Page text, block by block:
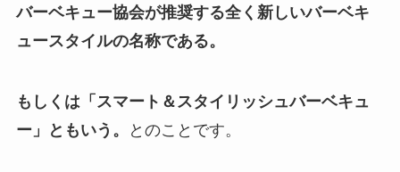
バーベキュー協会が推奨する全く新しいバーベキ
ュースタイルの名称である。
もしくは「スマート＆スタイリッシュバーベキュ
ー」ともいう。
とのことです。